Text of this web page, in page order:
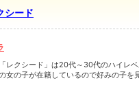
シード
レクシード」は20代～30代のハイレ
女の子が在籍しているので好みの子を